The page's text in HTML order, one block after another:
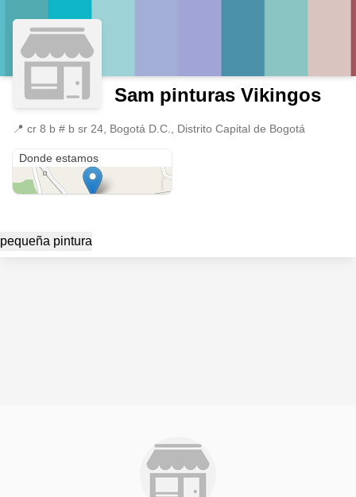
Sam pinturas Vikingos
📍 cr 8 b # b sr 24, Bogotá D.C., Distrito Capital de Bogotá
Donde estamos
pequeña pintura